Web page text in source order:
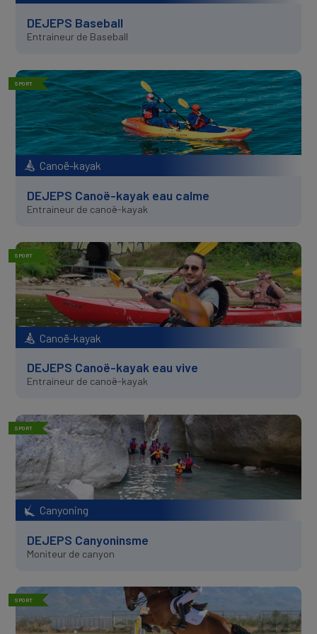
DEJEPS Baseball
Entraineur de Baseball
SPORT
Canoë-kayak
DEJEPS Canoë-kayak eau calme
Entraineur de canoë-kayak
SPORT
Canoë-kayak
DEJEPS Canoë-kayak eau vive
Entraineur de canoë-kayak
SPORT
Canyoning
DEJEPS Canyoninsme
Moniteur de canyon
SPORT